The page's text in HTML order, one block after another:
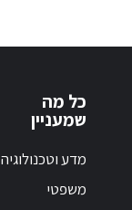
כל מה
שמעניין
מדע וטכנולוגיה
משפטי